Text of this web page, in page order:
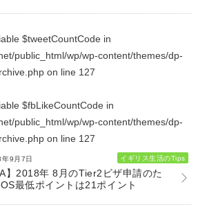
$tweetCountCode in
public_html/wp/wp-content/themes/dp-
on line 127
$fbLikeCountCode in
public_html/wp/wp-content/themes/dp-
on line 127
9月7日 イギリス生活のTips
】2018年 8月のTier2ビザ申請のた
最低ポイントは21ポイント